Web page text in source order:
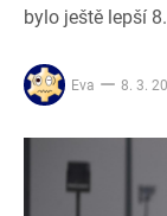
bylo ještě lepší
Eva 8. 3.